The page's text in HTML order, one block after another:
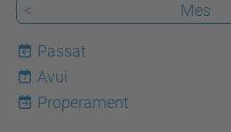
<
Mes
Passat
7
Avui
Properament